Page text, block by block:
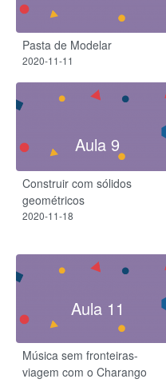
Pasta de Modelar
2020-11-11
Aula 9
Construir com sólidos
geométricos
2020-11-18
Aula 11
Música sem fronteiras-
viagem com o Charango